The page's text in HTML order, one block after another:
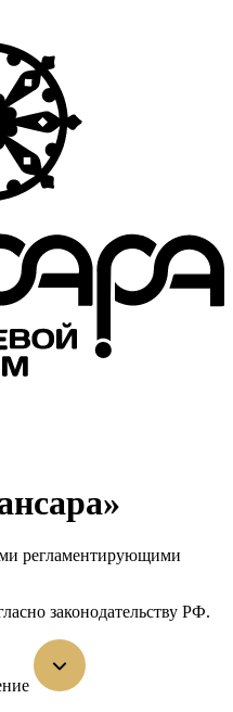
регламентирующими
законодательству РФ.